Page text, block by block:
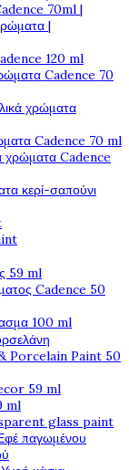
70ml |
|
120 ml
Cadence 70
χρώματα
Cadence 70 ml
χρώματα Cadence
κερί-σαπούνι
59 ml
Cadence 50
100 ml
Porcelain Paint 50
59 ml
ml
glass paint
παγωμένου